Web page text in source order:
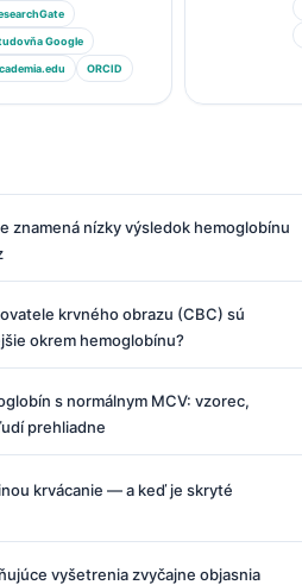
Google
ORCID
znamená nízky výsledok hemoglobínu
krvného obrazu (CBC) sú
okrem hemoglobínu?
s normálnym MCV: vzorec,
prehliadne
krvácanie — a keď je skryté
vyšetrenia zvyčajne objasnia